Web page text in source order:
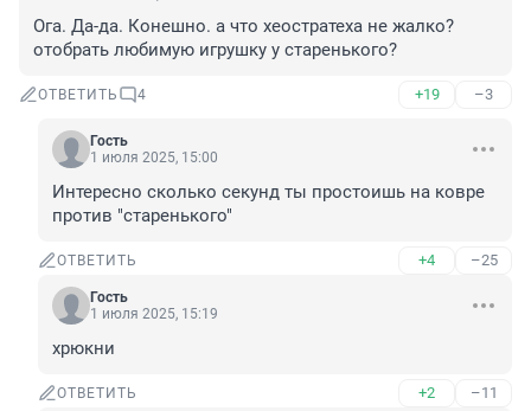
Ога. Да-да. Конешно. а что хеостратеха не жалко?
отобрать любимую игрушку у старенького?
ОТВЕТИТЬ 4 +19 –3
Гость
1 июля 2025, 15:00
Интересно сколько секунд ты простоишь на ковре
против "старенького"
ОТВЕТИТЬ +4 –25
Гость
1 июля 2025, 15:19
хрюкни
ОТВЕТИТЬ +2 –11